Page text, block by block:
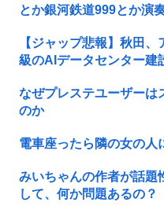
とか銀河鉄道999とか演
【ジャップ悲報】秋田
級のAIデータセンター建
なぜプレステユーザーは
のか
電車座ったら隣の女の人
みいちゃんの作者が話題
して、何か問題あるの？